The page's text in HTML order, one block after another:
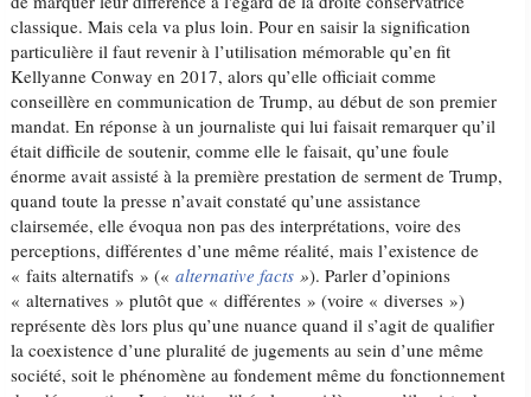
classique. Mais cela va plus loin. Pour en saisir la signification
particulière il faut revenir à l’utilisation mémorable qu’en fit
Kellyanne Conway en 2017, alors qu’elle officiait comme
conseillère en communication de Trump, au début de son premier
mandat. En réponse à un journaliste qui lui faisait remarquer qu’il
était difficile de soutenir, comme elle le faisait, qu’une foule
énorme avait assisté à la première prestation de serment de Trump,
quand toute la presse n’avait constaté qu’une assistance
clairsemée, elle évoqua non pas des interprétations, voire des
perceptions, différentes d’une même réalité, mais l’existence de
« faits alternatifs » («alternative facts »). Parler d’opinions
« alternatives » plutôt que « différentes » (voire « diverses »)
représente dès lors plus qu’une nuance quand il s’agit de qualifier
la coexistence d’une pluralité de jugements au sein d’une même
société, soit le phénomène au fondement même du fonctionnement